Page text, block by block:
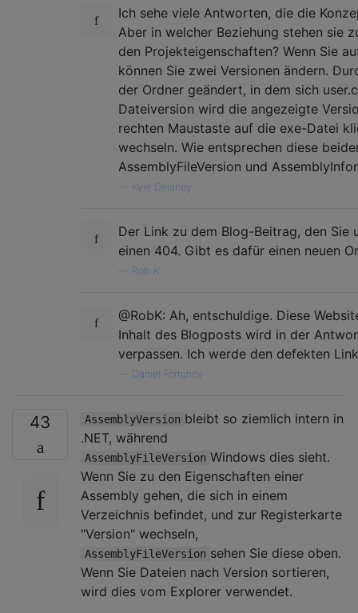
Ich sehe viele Antworten, die die
Aber in welcher Beziehung stehen sie
den Projekteigenschaften? Wenn Sie
können Sie zwei Versionen ändern.
der Ordner geändert, in dem sich
Dateiversion wird die angezeigte
rechten Maustaste auf die exe-Datei
wechseln. Wie entsprechen diese
AssemblyFileVersion und
Kyle Delaney
Der Link zu dem Blog-Beitrag, den
einen 404. Gibt es dafür einen neuen
Rob K
@RobK: Ah, entschuldige. Diese
Inhalt des Blogposts wird in der
verpassen. Ich werde den defekten
Daniel Fortunov
43 AssemblyVersion bleibt so ziemlich intern in
.NET, während
AssemblyFileVersion Windows dies sieht.
Wenn Sie zu den Eigenschaften einer
Assembly gehen, die sich in einem
Verzeichnis befindet, und zur Registerkarte
"Version" wechseln,
AssemblyFileVersion sehen Sie diese oben.
Wenn Sie Dateien nach Version sortieren,
wird dies vom Explorer verwendet.